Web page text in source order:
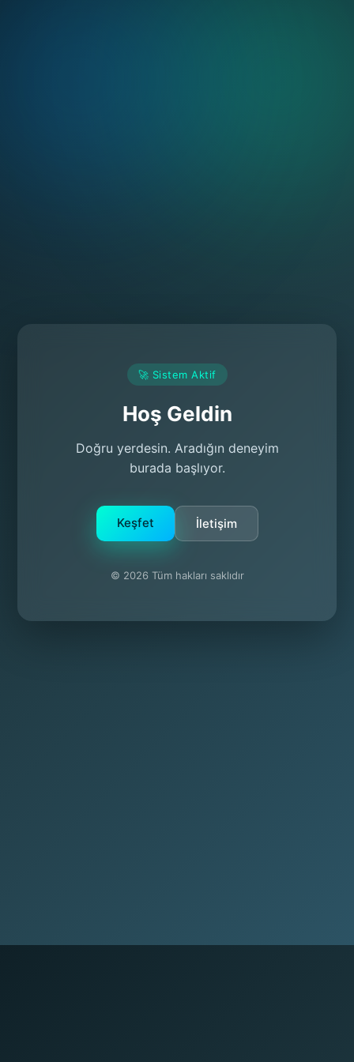
🚀 Sistem Aktif
Hoş Geldin
Doğru yerdesin. Aradığın deneyim
burada başlıyor.
Keşfet İletişim
© 2026 Tüm hakları saklıdır